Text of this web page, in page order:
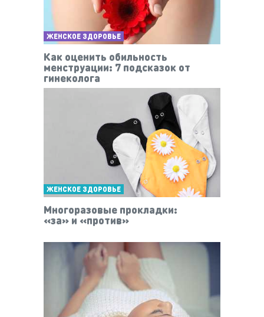
ЖЕНСКОЕ ЗДОРОВЬЕ
Как оценить обильность
менструации: 7 подсказок от
гинеколога
ЖЕНСКОЕ ЗДОРОВЬЕ
Многоразовые прокладки:
«за» и «против»